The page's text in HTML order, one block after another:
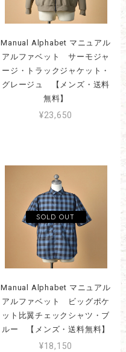
Manual Alphabet マニュアル
アルファベット サーモジャ
ージ・トラックジャケット・
グレージュ 【メンズ・送料
無料】
¥23,650
Manual Alphabet マニュアル
アルファベット ビッグポケ
ット比翼チェックシャツ・ブ
ルー 【メンズ・送料無料】
¥18,150